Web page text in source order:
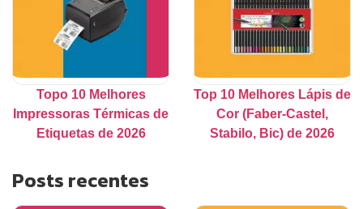
Topo 10 Melhores
Impressoras Térmicas de
Etiquetas de 2026
Top 10 Melhores Lápis de
Cor (Faber-Castel,
Stabilo, Bic) de 2026
Posts recentes